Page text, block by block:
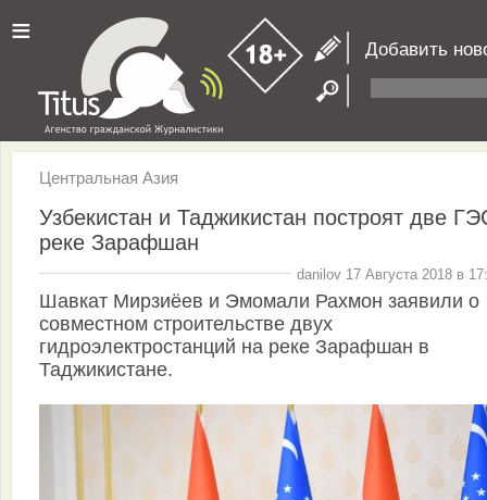
≡ Добавить
Центральная Азия
Узбекистан и Таджикистан построят две
реке Зарафшан
danilov 17 Августа 2018 в
Шавкат Мирзиёев и Эмомали Рахмон заявили о
совместном строительстве двух
гидроэлектростанций на реке Зарафшан в
Таджикистане.